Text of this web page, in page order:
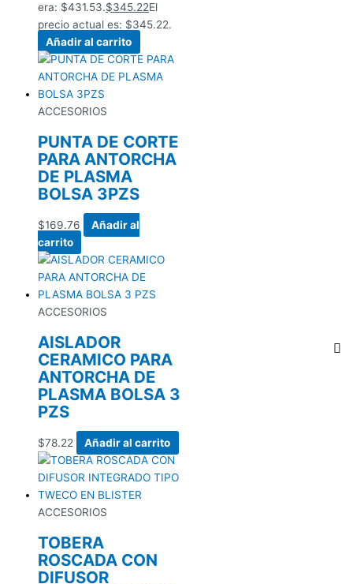
era: $431.53.$345.22El
precio actual es: $345.22.
Añadir al carrito
ACCESORIOS
PUNTA DE CORTE
PARA ANTORCHA
DE PLASMA
BOLSA 3PZS
$169.76
Añadir al
carrito
ACCESORIOS
AISLADOR
CERAMICO PARA
ANTORCHA DE
PLASMA BOLSA 3
PZS
$78.22 Añadir al carrito
ACCESORIOS
TOBERA
ROSCADA CON
DIFUSOR